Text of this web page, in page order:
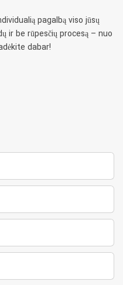
pagalbą viso jūsų
ir be rūpesčių procesą – nuo
dabar!